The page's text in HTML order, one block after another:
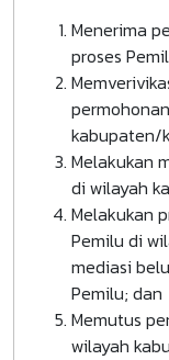
Menerima
proses
kabupaten/
Melakukan
di wilayah
Melakukan
Pemilu di
mediasi
Pemilu; dan
Memutus
wilayah